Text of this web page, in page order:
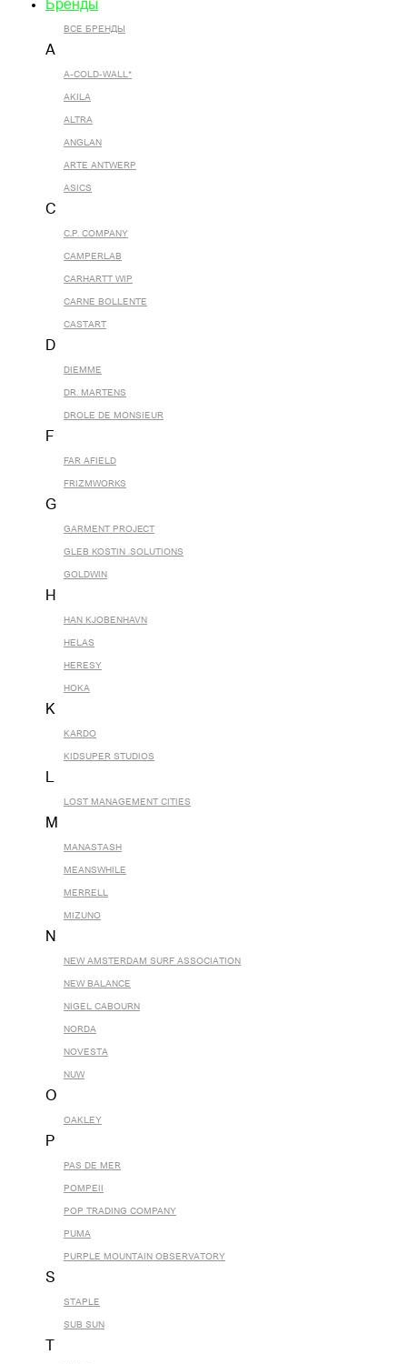
Бренды
ВСЕ БРЕНДЫ
A
A-COLD-WALL*
AKILA
ALTRA
ANGLAN
ARTE ANTWERP
ASICS
C
C.P. COMPANY
CAMPERLAB
CARHARTT WIP
CARNE BOLLENTE
CASTART
D
DIEMME
DR. MARTENS
DROLE DE MONSIEUR
F
FAR AFIELD
FRIZMWORKS
G
GARMENT PROJECT
GLEB KOSTIN .SOLUTIONS
GOLDWIN
H
HAN KJOBENHAVN
HELAS
HERESY
HOKA
K
KARDO
KIDSUPER STUDIOS
L
LOST MANAGEMENT CITIES
M
MANASTASH
MEANSWHILE
MERRELL
MIZUNO
N
NEW AMSTERDAM SURF ASSOCIATION
NEW BALANCE
NIGEL CABOURN
NORDA
NOVESTA
NUW
O
OAKLEY
P
PAS DE MER
POMPEII
POP TRADING COMPANY
PUMA
PURPLE MOUNTAIN OBSERVATORY
S
STAPLE
SUB SUN